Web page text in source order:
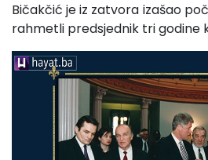
Bičakčić je iz zatvora izašao
rahmetli predsjednik tri godine